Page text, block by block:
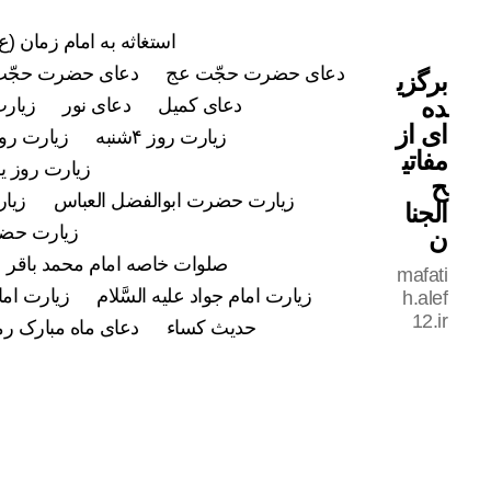
برگزی
ده
ای از
مفاتی
ح
الجنا
ن
mafati
h.alef
12.ir
استغاثه به امام زمان
دعای حضرت حجّت عج
دعای حضرت
دعای کمیل
دعای نور
زیارت روز ۴شنبه
زیارت روز
زیارت روز
زیارت حضرت ابوالفضل العباس
زیارت
صلوات خاصه امام محمد باقر
زیارت امام جواد علیه السَّلام
زیارت
حدیث کساء
دعای ماه مبارک